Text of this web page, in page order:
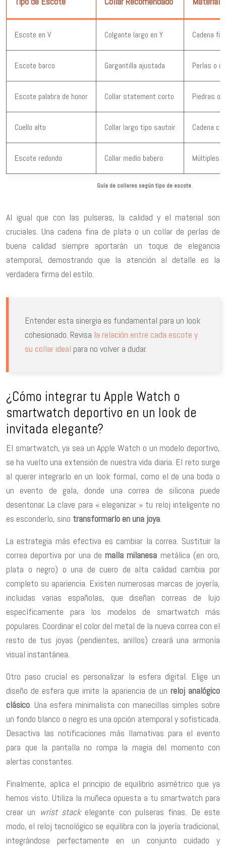
Guía de collares según tipo de escote
Escote en V Colgante largo en Y Cadena
Escote barco Gargantilla ajustada Perlas o
Escote palabra de honor Collar statement corto Piedras o
Cuello alto Collar largo tipo sautoir Cadena
Escote redondo Collar medio babero Múltiples
Al igual que con las pulseras, la calidad y el material son
cruciales. Una cadena fina de plata o un collar de perlas de
buena calidad siempre aportarán un toque de elegancia
atemporal, demostrando que la atención al detalle es la
verdadera firma del estilo.
Entender esta sinergia es fundamental para un look
cohesionado. Revisa la relación entre cada escote y
su collar ideal para no volver a dudar.
¿Cómo integrar tu Apple Watch o
smartwatch deportivo en un look de
invitada elegante?
El smartwatch, ya sea un Apple Watch o un modelo deportivo,
se ha vuelto una extensión de nuestra vida diaria. El reto surge
al querer integrarlo en un look formal, como el de una boda o
un evento de gala, donde una correa de silicona puede
desentonar. La clave para « eleganizar » tu reloj inteligente no
es esconderlo, sino transformarlo en una joya.
La estrategia más efectiva es cambiar la correa. Sustituir la
correa deportiva por una de malla milanesa metálica (en oro,
plata o negro) o una de cuero de alta calidad cambia por
completo su apariencia. Existen numerosas marcas de joyería,
incluidas varias españolas, que diseñan correas de lujo
específicamente para los modelos de smartwatch más
populares. Coordinar el color del metal de la nueva correa con el
resto de tus joyas (pendientes, anillos) creará una armonía
visual instantánea.
Otro paso crucial es personalizar la esfera digital. Elige un
diseño de esfera que imite la apariencia de un reloj analógico
clásico. Una esfera minimalista con manecillas simples sobre
un fondo blanco o negro es una opción atemporal y sofisticada.
Desactiva las notificaciones más llamativas para el evento
para que la pantalla no rompa la magia del momento con
alertas constantes.
Finalmente, aplica el principio de equilibrio asimétrico que ya
hemos visto. Utiliza la muñeca opuesta a tu smartwatch para
crear un wrist stackelegante con pulseras finas. De este
modo, el reloj tecnológico se equilibra con la joyería tradicional,
integrándose perfectamente en un conjunto cuidado y